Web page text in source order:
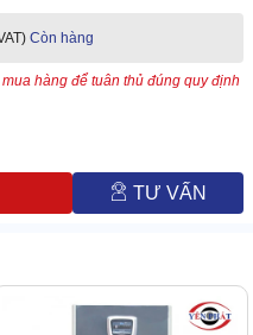
Còn hàng
hàng để tuân thủ đúng quy định
TƯ VẤN